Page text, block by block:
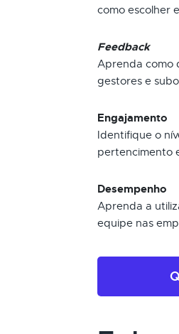
como escolher
Feedback
Aprenda como
gestores e
Engajamento
Identifique o
pertencimento
Desempenho
Aprenda a
equipe nas